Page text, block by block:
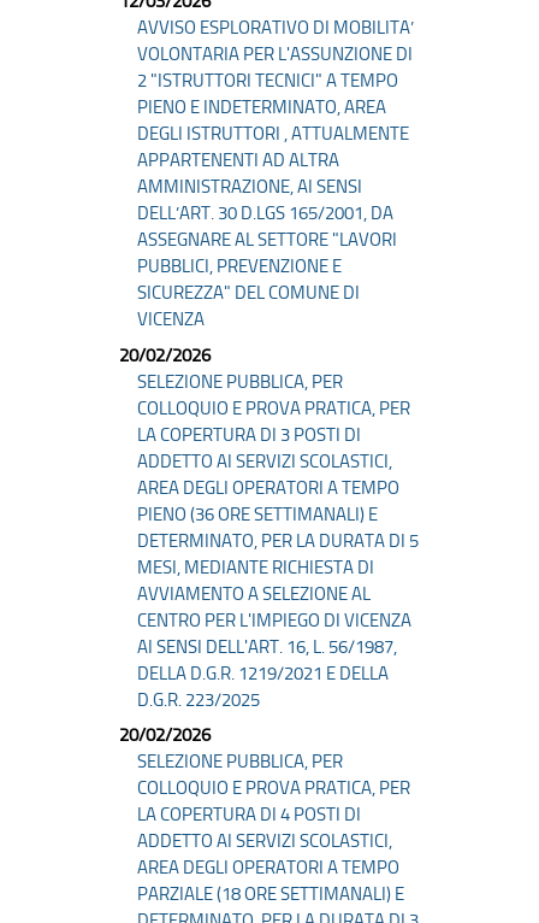
AVVISO ESPLORATIVO DI MOBILITA’
VOLONTARIA PER L'ASSUNZIONE DI
2 "ISTRUTTORI TECNICI" A TEMPO
PIENO E INDETERMINATO, AREA
DEGLI ISTRUTTORI , ATTUALMENTE
APPARTENENTI AD ALTRA
AMMINISTRAZIONE, AI SENSI
DELL’ART. 30 D.LGS 165/2001, DA
ASSEGNARE AL SETTORE "LAVORI
PUBBLICI, PREVENZIONE E
SICUREZZA" DEL COMUNE DI
VICENZA
20/02/2026
SELEZIONE PUBBLICA, PER
COLLOQUIO E PROVA PRATICA, PER
LA COPERTURA DI 3 POSTI DI
ADDETTO AI SERVIZI SCOLASTICI,
AREA DEGLI OPERATORI A TEMPO
PIENO (36 ORE SETTIMANALI) E
DETERMINATO, PER LA DURATA DI 5
MESI, MEDIANTE RICHIESTA DI
AVVIAMENTO A SELEZIONE AL
CENTRO PER L'IMPIEGO DI VICENZA
AI SENSI DELL'ART. 16, L. 56/1987,
DELLA D.G.R. 1219/2021 E DELLA
D.G.R. 223/2025
20/02/2026
SELEZIONE PUBBLICA, PER
COLLOQUIO E PROVA PRATICA, PER
LA COPERTURA DI 4 POSTI DI
ADDETTO AI SERVIZI SCOLASTICI,
AREA DEGLI OPERATORI A TEMPO
PARZIALE (18 ORE SETTIMANALI) E